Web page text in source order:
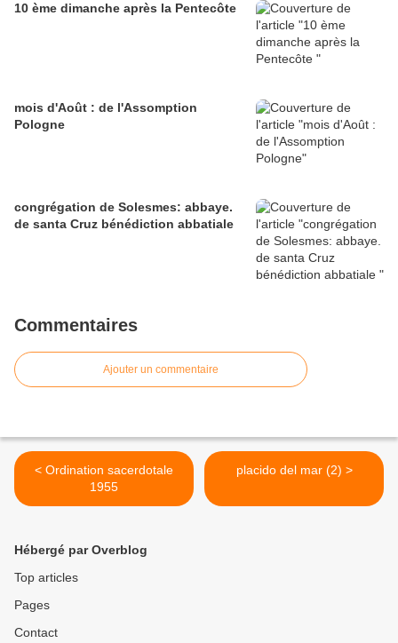
10 ème dimanche après la Pentecôte
mois d'Août : de l'Assomption
Pologne
congrégation de Solesmes: abbaye.
de santa Cruz bénédiction abbatiale
Commentaires
Ajouter un commentaire
< Ordination sacerdotale
1955
placido del mar (2) >
Hébergé par Overblog
Top articles
Pages
Contact